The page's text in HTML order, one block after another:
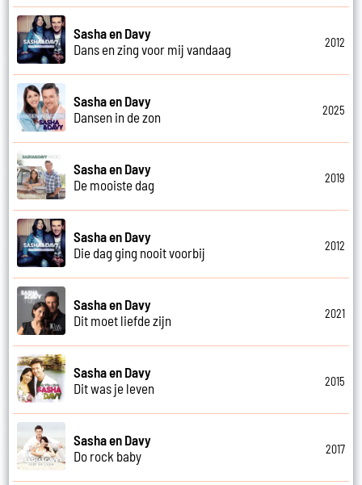
Sasha en Davy
Dans en zing voor mij vandaag
2012
Sasha en Davy
Dansen in de zon
2025
Sasha en Davy
De mooiste dag
2019
Sasha en Davy
Die dag ging nooit voorbij
2012
Sasha en Davy
Dit moet liefde zijn
2021
Sasha en Davy
Dit was je leven
2015
Sasha en Davy
Do rock baby
2017